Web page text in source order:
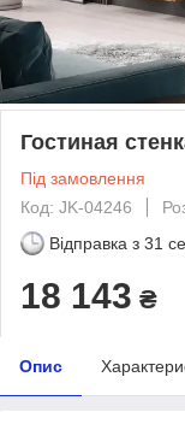
Гостиная
Під замовлення
Код: JK-04246
Відправка з 31
18 143 ₴
Опис